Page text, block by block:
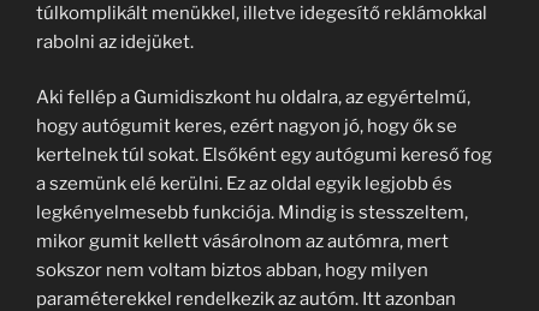
túlkomplikált menükkel, illetve idegesítő reklámokkal
rabolni az idejüket.
Aki fellép a Gumidiszkont hu oldalra, az egyértelmű,
hogy autógumit keres, ezért nagyon jó, hogy ők se
kertelnek túl sokat. Elsőként egy autógumi kereső fog
a szemünk elé kerülni. Ez az oldal egyik legjobb és
legkényelmesebb funkciója. Mindig is stesszeltem,
mikor gumit kellett vásárolnom az autómra, mert
sokszor nem voltam biztos abban, hogy milyen
paraméterekkel rendelkezik az autóm. Itt azonban